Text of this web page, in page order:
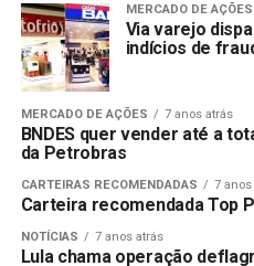
MERCADO DE AÇÕES
Via varejo
indícios de
MERCADO DE AÇÕES 7 anos atrás
BNDES quer vender até a
da Petrobras
CARTEIRAS RECOMENDADAS 7 anos
Carteira recomendada Top
NOTÍCIAS 7 anos atrás
Lula chama operação